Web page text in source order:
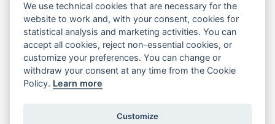
We use technical cookies that are necessary for the
website to work and, with your consent, cookies for
statistical analysis and marketing activities. You can
accept all cookies, reject non-essential cookies, or
customize your preferences. You can change or
withdraw your consent at any time from the Cookie
Policy. Learn more
Customize